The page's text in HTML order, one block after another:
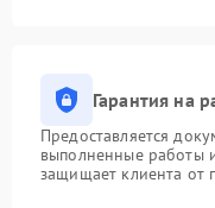
Гарантия на
Предоставляется
выполненные работы
защищает клиента от